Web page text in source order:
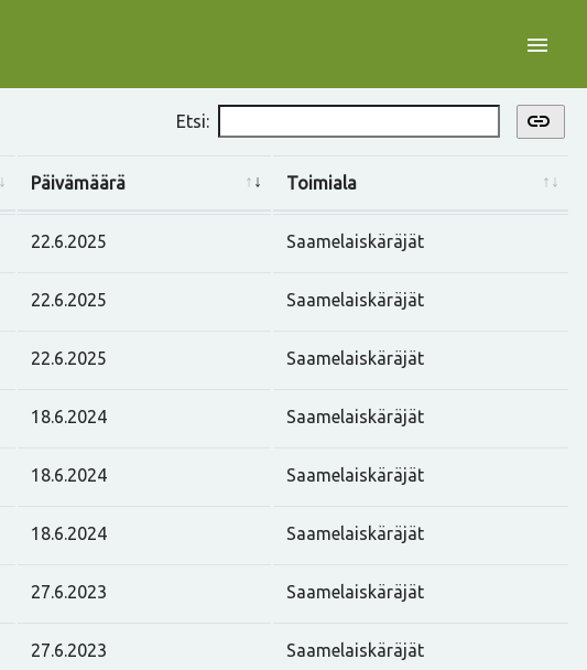
menu
link
Etsi:
Päivämäärä Toimiala
22.6.2025 Saamelaiskäräjät
22.6.2025 Saamelaiskäräjät
22.6.2025 Saamelaiskäräjät
18.6.2024 Saamelaiskäräjät
18.6.2024 Saamelaiskäräjät
18.6.2024 Saamelaiskäräjät
27.6.2023 Saamelaiskäräjät
27.6.2023 Saamelaiskäräjät